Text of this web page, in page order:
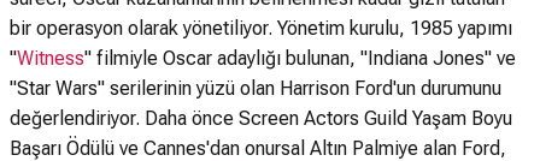
bir operasyon olarak yönetiliyor. Yönetim kurulu, 1985 yapımı
"Witness" filmiyle Oscar adaylığı bulunan, "Indiana Jones" ve
"Star Wars" serilerinin yüzü olan Harrison Ford'un durumunu
değerlendiriyor. Daha önce Screen Actors Guild Yaşam Boyu
Başarı Ödülü ve Cannes'dan onursal Altın Palmiye alan Ford,